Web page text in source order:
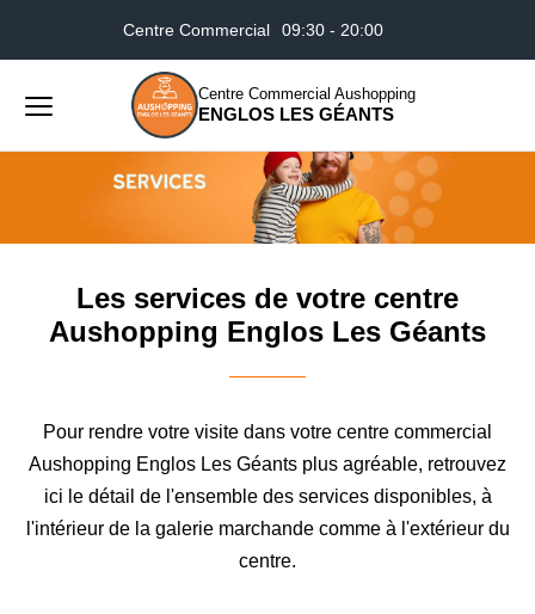
Centre Commercial 09:30 - 20:00
Menu
principal
Centre Commercial Aushopping
ENGLOS LES GÉANTS
site
Les services de votre centre Aushopping Englos
Les services de votre centre
Aushopping Englos Les Géants
Pour rendre votre visite dans votre centre commercial
Aushopping Englos Les Géants plus agréable, retrouvez
ici le détail de l'ensemble des services disponibles, à
l'intérieur de la galerie marchande comme à l'extérieur du
centre.